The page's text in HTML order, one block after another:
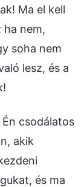
Ma el kell
ha nem,
soha nem
lesz, és a
csodálatos
akik
és ma